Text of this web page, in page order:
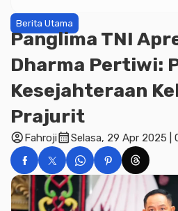
Berita Utama
Panglima TNI
Dharma Pertiwi:
Kesejahteraan
Prajurit
account_circleFahrojicalendar_monthSelasa, 29 Apr 2025 |